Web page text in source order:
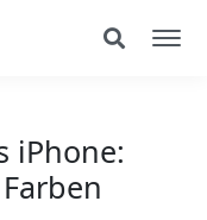
iPhone: